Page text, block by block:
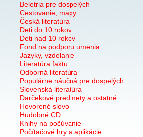
Beletria pre dospelých
Cestovanie, mapy
Česká literatúra
Deti do 10 rokov
Deti nad 10 rokov
Fond na podporu umenia
Jazyky, vzdelanie
Literatúra faktu
Odborná literatúra
Populárne náučná pre dospelých
Slovenská literatúra
Darčekové predmety a ostatné
Hovorené slovo
Hudobné CD
Knihy na počúvanie
Počítačové hry a aplikácie